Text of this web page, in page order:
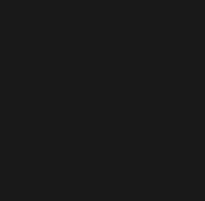
ventana)
en nueva ventana)
en nueva ventana)